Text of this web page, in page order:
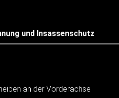
und Insassenschutz
an der Vorderachse